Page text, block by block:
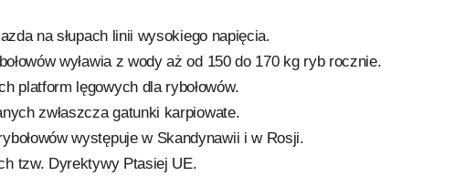
na słupach linii wysokiego napięcia.
wyławia z wody aż od 150 do 170 kg ryb rocznie.
platform lęgowych dla rybołowów.
zwłaszcza gatunki karpiowate.
występuje w Skandynawii i w Rosji.
tzw. Dyrektywy Ptasiej UE.